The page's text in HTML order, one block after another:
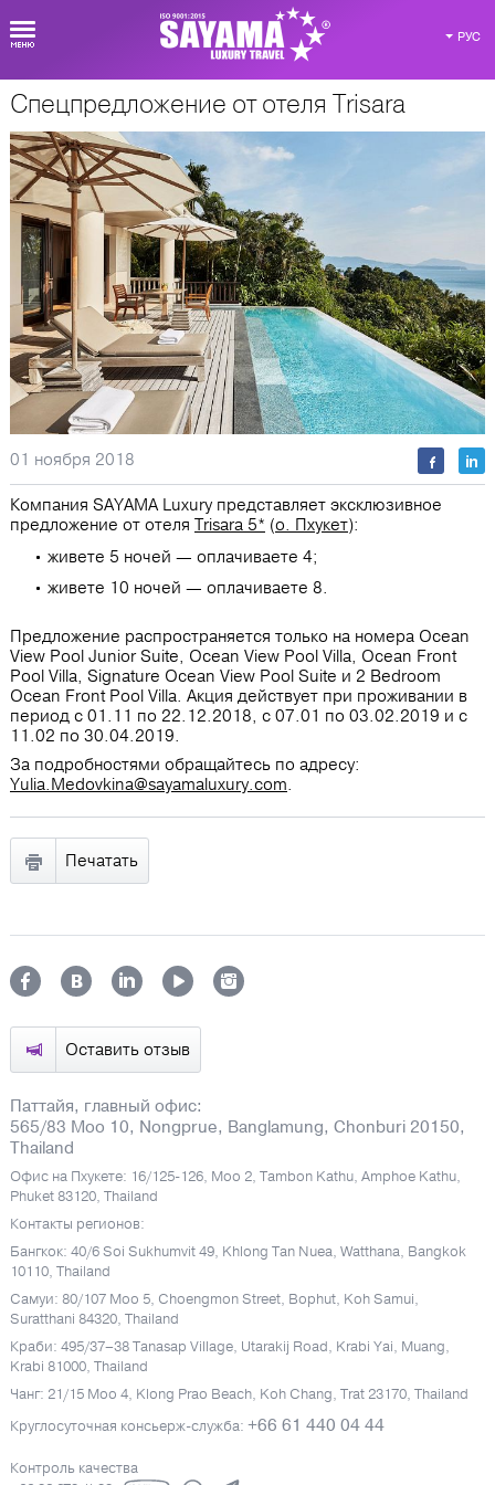
РУС
О Таиланде
Оставить отзыв
Паттайя, главный офис:
565/83 Moo 10, Nongprue, Banglamung, Chonburi 20150,
Thailand
Офис на Пхукете: 16/125-126, Moo 2, Tambon Kathu, Amphoe Kathu,
Phuket 83120, Thailand
Контакты регионов:
Бангкок: 40/6 Soi Sukhumvit 49, Khlong Tan Nuea, Watthana, Bangkok
10110, Thailand
Самуи: 80/107 Moo 5, Choengmon Street, Bophut, Koh Samui,
Suratthani 84320, Thailand
Краби: 495/37–38 Tanasap Village, Utarakij Road, Krabi Yai, Muang,
Krabi 81000, Thailand
Чанг: 21/15 Moo 4, Klong Prao Beach, Koh Chang, Trat 23170, Thailand
Круглосуточная консьерж-служба: +66 61 440 04 44
Контроль качества
Спецпредложение от отеля Trisara
01 ноября 2018
Компания SAYAMA Luxury представляет эксклюзивное
предложение от отеля Trisara 5* (о. Пхукет):
живете 5 ночей ― оплачиваете 4;
живете 10 ночей ― оплачиваете 8.
Предложение распространяется только на номера Ocean
View Pool Junior Suite, Ocean View Pool Villa, Ocean Front
Pool Villa, Signature Ocean View Pool Suite и 2 Bedroom
Ocean Front Pool Villa. Акция действует при проживании в
период с 01.11 по 22.12.2018, с 07.01 по 03.02.2019 и с
11.02 по 30.04.2019.
За подробностями обращайтесь по адресу:
Yulia.Medovkina@sayamaluxury.com.
Печатать